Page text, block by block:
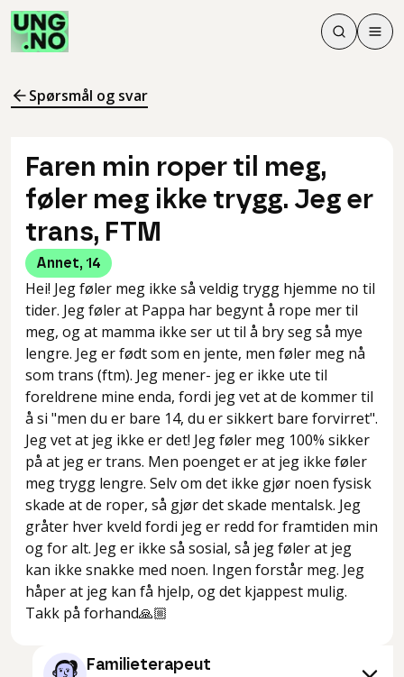
Søk
Søk
Meny
Spørsmål og svar
Faren min roper til meg,
føler meg ikke trygg. Jeg er
trans, FTM
Annet, 14
Hei! Jeg føler meg ikke så veldig trygg hjemme no til
tider. Jeg føler at Pappa har begynt å rope mer til
meg, og at mamma ikke ser ut til å bry seg så mye
lengre. Jeg er født som en jente, men føler meg nå
som trans (ftm). Jeg mener- jeg er ikke ute til
foreldrene mine enda, fordi jeg vet at de kommer til
å si "men du er bare 14, du er sikkert bare forvirret".
Jeg vet at jeg ikke er det! Jeg føler meg 100% sikker
på at jeg er trans. Men poenget er at jeg ikke føler
meg trygg lengre. Selv om det ikke gjør noen fysisk
skade at de roper, så gjør det skade mentalsk. Jeg
gråter hver kveld fordi jeg er redd for framtiden min
og for alt. Jeg er ikke så sosial, så jeg føler at jeg
kan ikke snakke med noen. Ingen forstår meg. Jeg
håper at jeg kan få hjelp, og det kjappest mulig.
Takk på forhand🙏🏼
Familieterapeut